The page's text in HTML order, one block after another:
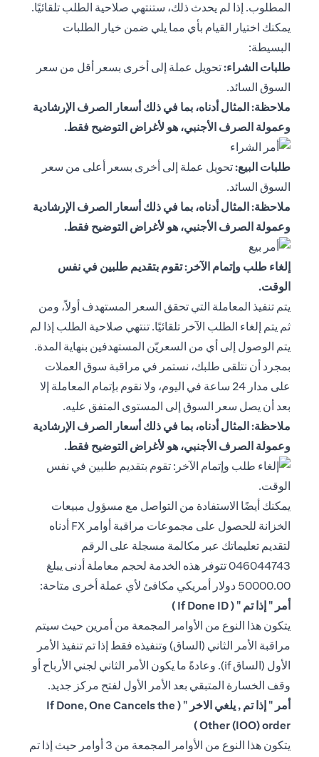
المطلوب. إذا لم يحدث ذلك، ستنتهي صلاحية الطلب تلقائيًا.
يمكنك اختيار القيام بأي مما يلي ضمن خيار الطلبات
البسيطة:
طلبات الشراء:تحويل عملة إلى أخرى بسعر أقل من سعر
السوق السائد.
ملاحظة: المثال أدناه، بما في ذلك أسعار الصرف الإرشادية
وعمولة الصرف الأجنبي، هو لأغراض التوضيح فقط.
طلبات البيع:تحويل عملة إلى أخرى بسعر أعلى من سعر
السوق السائد.
ملاحظة: المثال أدناه، بما في ذلك أسعار الصرف الإرشادية
وعمولة الصرف الأجنبي، هو لأغراض التوضيح فقط.
إلغاء طلب وإتمام الآخر: تقوم بتقديم طلبين في نفس
الوقت.
يتم تنفيذ المعاملة التي تحقق السعر المستهدف أولاً، ومن
ثم يتم إلغاء الطلب الآخر تلقائيًا. تنتهي صلاحية الطلب إذا لم
يتم الوصول إلى أي من السعريّن المستهدفين بنهاية المدة.
بمجرد أن نتلقى طلبك، نستمر في مراقبة سوق العملات
على مدار 24 ساعة في اليوم، ولا نقوم بإتمام المعاملة إلا
بعد أن يصل سعر السوق إلى المستوى المتفق عليه.
ملاحظة: المثال أدناه، بما في ذلك أسعار الصرف الإرشادية
وعمولة الصرف الأجنبي، هو لأغراض التوضيح فقط.
يمكنك أيضًا الاستفادة من التواصل مع مسؤول مبيعات
الخزانة للحصول على مجموعات مراقبة أوامر FX أدناه
لتقديم تعليماتك عبر مكالمة مسجلة على الرقم
046044743 تتوفر هذه الخدمة لحجم معاملة أدنى يبلغ
50000.00 دولار أمريكي مكافئ لأي عملة أخرى متاحة:
أمر " إذا تم " ( If Done ID )
يتكون هذا النوع من الأوامر المجمعة من أمرين حيث سيتم
مراقبة الأمر الثاني (الساق) وتنفيذه فقط إذا تم تنفيذ الأمر
الأول (الساق if). وعادةً ما يكون الأمر الثاني لجني الأرباح أو
وقف الخسارة المتبقي بعد الأمر الأول لفتح مركز جديد.
أمر " إذا تم , يلغي الاخر " ( If Done, One Cancels the
Other (IOO) order )
يتكون هذا النوع من الأوامر المجمعة من 3 أوامر حيث إذا تم